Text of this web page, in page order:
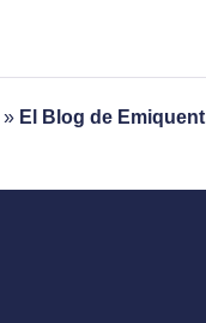
» El Blog de Emiquent